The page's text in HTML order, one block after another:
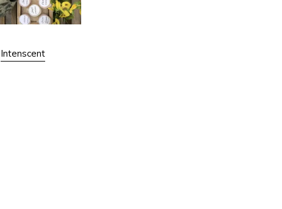
Intenscent